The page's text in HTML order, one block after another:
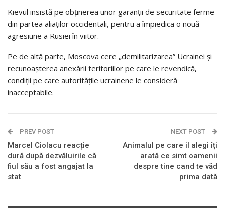
Kievul insistă pe obținerea unor garanții de securitate ferme
din partea aliaților occidentali, pentru a împiedica o nouă
agresiune a Rusiei în viitor.
Pe de altă parte, Moscova cere „demilitarizarea” Ucrainei și
recunoașterea anexării teritoriilor pe care le revendică,
condiții pe care autoritățile ucrainene le consideră
inacceptabile.
PREV POST
Marcel Ciolacu reacție
dură după dezvăluirile că
fiul său a fost angajat la
stat
NEXT POST
Animalul pe care il alegi îți
arată ce simt oamenii
despre tine cand te văd
prima dată